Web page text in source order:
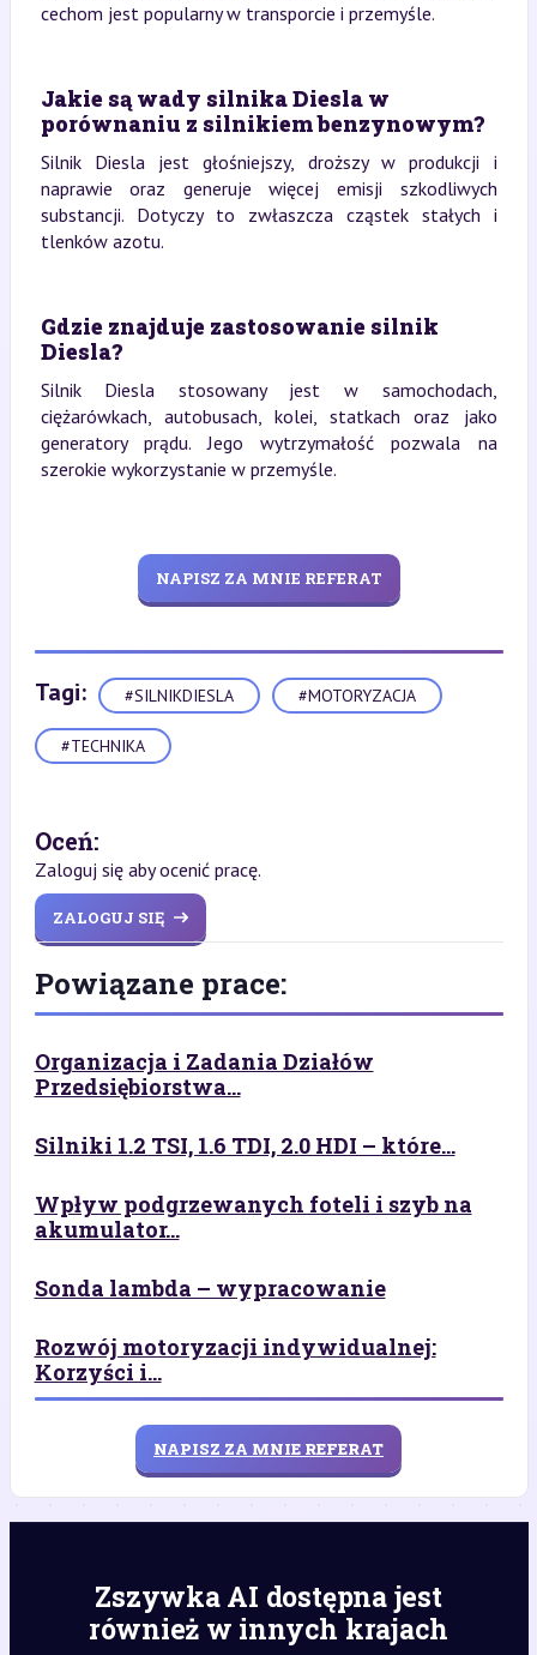
cechom jest popularny w transporcie i przemyśle.
Jakie są wady silnika Diesla w
porównaniu z silnikiem benzynowym?
Silnik Diesla jest głośniejszy, droższy w produkcji i
naprawie oraz generuje więcej emisji szkodliwych
substancji. Dotyczy to zwłaszcza cząstek stałych i
tlenków azotu.
Gdzie znajduje zastosowanie silnik
Diesla?
Silnik Diesla stosowany jest w samochodach,
ciężarówkach, autobusach, kolei, statkach oraz jako
generatory prądu. Jego wytrzymałość pozwala na
szerokie wykorzystanie w przemyśle.
NAPISZ ZA MNIE REFERAT
Tagi: #SILNIKDIESLA #MOTORYZACJA
#TECHNIKA
Oceń:
Zaloguj się aby ocenić pracę.
ZALOGUJ SIĘ
Powiązane prace:
Organizacja i Zadania Działów
Przedsiębiorstwa...
Silniki 1.2 TSI, 1.6 TDI, 2.0 HDI – które...
Wpływ podgrzewanych foteli i szyb na
akumulator...
Sonda lambda – wypracowanie
Rozwój motoryzacji indywidualnej:
Korzyści i...
NAPISZ ZA MNIE REFERAT
Zszywka AI dostępna jest
również w innych krajach